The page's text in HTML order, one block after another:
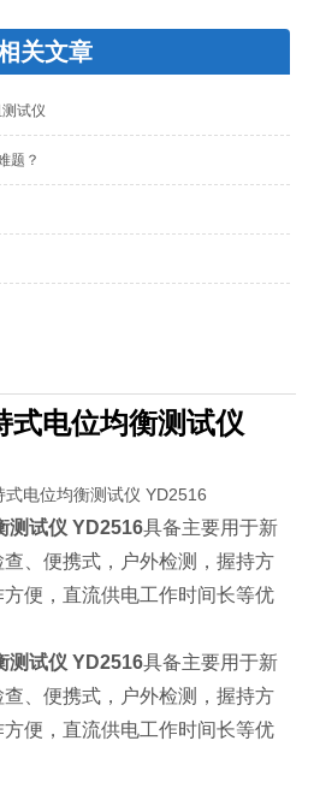
关文章
试仪
题？
式电位均衡测试仪
测试仪 YD2516具备主要用于新
、便携式，户外检测，握持方
便，直流供电工作时间长等优
测试仪 YD2516具备主要用于新
、便携式，户外检测，握持方
便，直流供电工作时间长等优